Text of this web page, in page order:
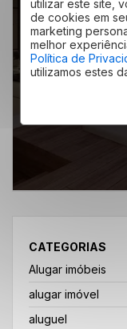
utilizar este site,
de cookies em
marketing
melhor
Política de
utilizamos estes
ARTIGO
Cobertura
apartamento:
CATEGORIAS
Alugar imóbeis
alugar imóvel
aluguel